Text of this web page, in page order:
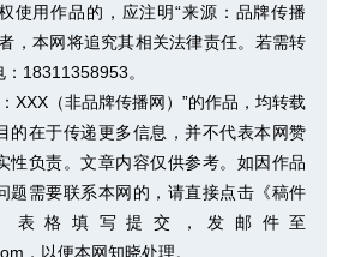
使用作品的，应注明“来源：品牌传播
，本网将追究其相关法律责任。若需转
18311358953。
XXX（非品牌传播网）”的作品，均转载
的在于传递更多信息，并不代表本网赞
性负责。文章内容仅供参考。如因作品
题需要联系本网的，请直接点击 《稿件
表格填写提交，发邮件至
，以便本网知晓处理。